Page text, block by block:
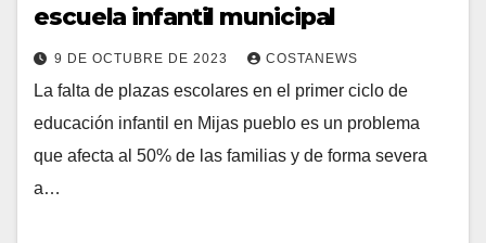
escuela infantil municipal
9 DE OCTUBRE DE 2023 COSTANEWS
La falta de plazas escolares en el primer ciclo de
educación infantil en Mijas pueblo es un problema
que afecta al 50% de las familias y de forma severa
a…